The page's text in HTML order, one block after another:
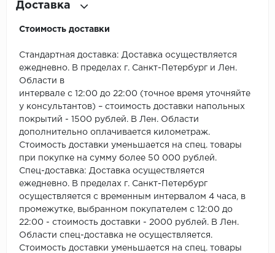
Доставка
Стоимость доставки
Стандартная доставка: Доставка осуществляется
ежедневно. В пределах г. Санкт-Петербург и Лен.
Области в
интервале с 12:00 до 22:00 (точное время уточняйте
у консультантов) – стоимость доставки напольных
покрытий - 1500 рублей. В Лен. Области
дополнительно оплачивается километраж.
Стоимость доставки уменьшается на спец. товары
при покупке на сумму более 50 000 рублей.
Спец-доставка: Доставка осуществляется
ежедневно. В пределах г. Санкт-Петербург
осуществляется с временным интервалом 4 часа, в
промежутке, выбранном покупателем с 12:00 до
22:00 - стоимость доставки - 2000 рублей. В Лен.
Области спец-доставка не осуществляется.
Стоимость доставки уменьшается на спец. товары